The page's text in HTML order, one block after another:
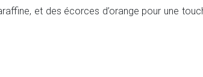
et des écorces d’orange pour une